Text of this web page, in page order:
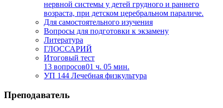
нервной системы у детей грудного и раннего
возраста, при детском церебральном параличе.
Для самостоятельного изучения
Вопросы для подготовки к экзамену
Литература
ГЛОССАРИЙ
Итоговый тест
13 вопросов01 ч. 05 мин.
УП 144 Лечебная физкультура
Преподаватель